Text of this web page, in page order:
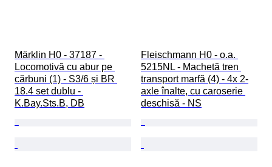
Märklin H0 - 37187 -
Locomotivă cu abur pe
cărbuni (1) - S3/6 și BR
18.4 set dublu -
K.Bay.Sts.B, DB
Fleischmann H0 - o.a.
5215NL - Machetă tren
transport marfă (4) - 4x 2-
axle înalte, cu caroserie
deschisă - NS